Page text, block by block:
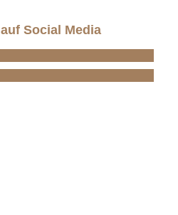
Social Media